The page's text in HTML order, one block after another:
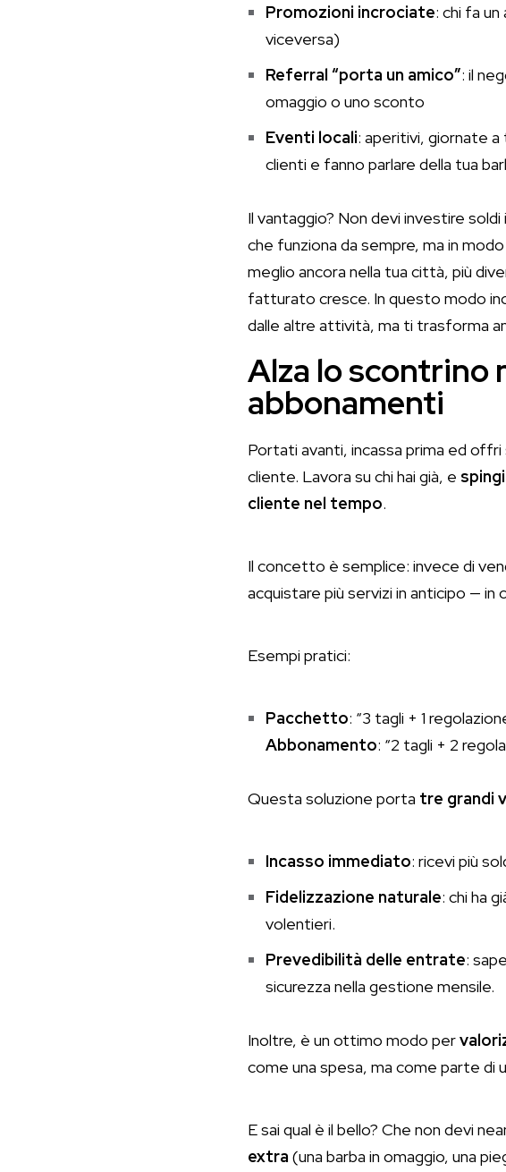
Promozioni incrociate: chi fa
viceversa)
Referral “porta un amico”: il
omaggio o uno sconto
Eventi locali: aperitivi, giornate
clienti e fanno parlare della tua
Il vantaggio? Non devi investire soldi
che funziona da sempre, ma in
meglio ancora nella tua città, più
fatturato cresce. In questo modo
dalle altre attività, ma ti trasforma
Alza lo scontrino
abbonamenti
Portati avanti, incassa prima ed
cliente. Lavora su chi hai già, e
cliente nel tempo.
Il concetto è semplice: invece di
acquistare più servizi in anticipo — in
Esempi pratici:
Pacchetto: “3 tagli + 1
Abbonamento: “2 tagli + 2
Questa soluzione porta tre grandi
Incasso immediato: ricevi più
Fidelizzazione naturale: chi ha
volentieri.
Prevedibilità delle entrate:
sicurezza nella gestione mensile.
Inoltre, è un ottimo modo per
come una spesa, ma come parte di
E sai qual è il bello? Che non devi
extra (una barba in omaggio, una